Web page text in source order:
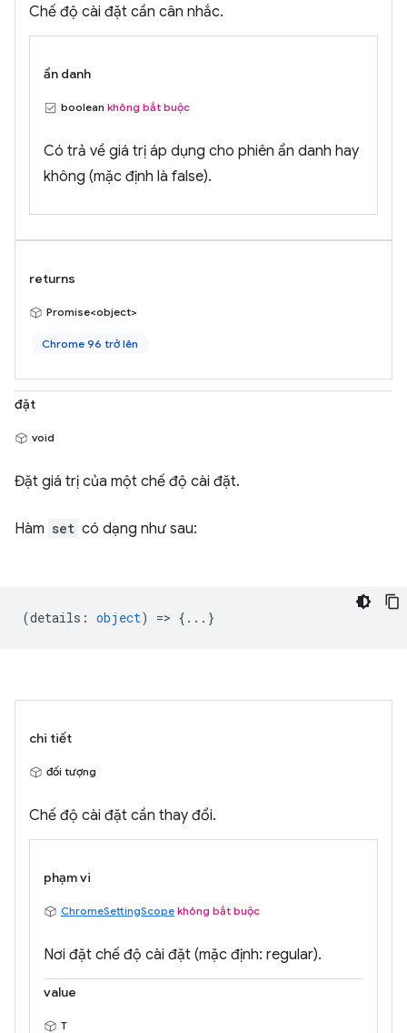
Chế độ cài đặt cần cân nhắc.
ẩn danh
boolean không bắt buộc
Có trả về giá trị áp dụng cho phiên ẩn danh hay
không (mặc định là false).
returns
Promise<object>
Chrome 96 trở lên
đặt
void
Đặt giá trị của một chế độ cài đặt.
Hàm set có dạng như sau:
(details : object) => {...}
chi tiết
đối tượng
Chế độ cài đặt cần thay đổi.
phạm vi
ChromeSettingScope không bắt buộc
Nơi đặt chế độ cài đặt (mặc định: regular).
value
T